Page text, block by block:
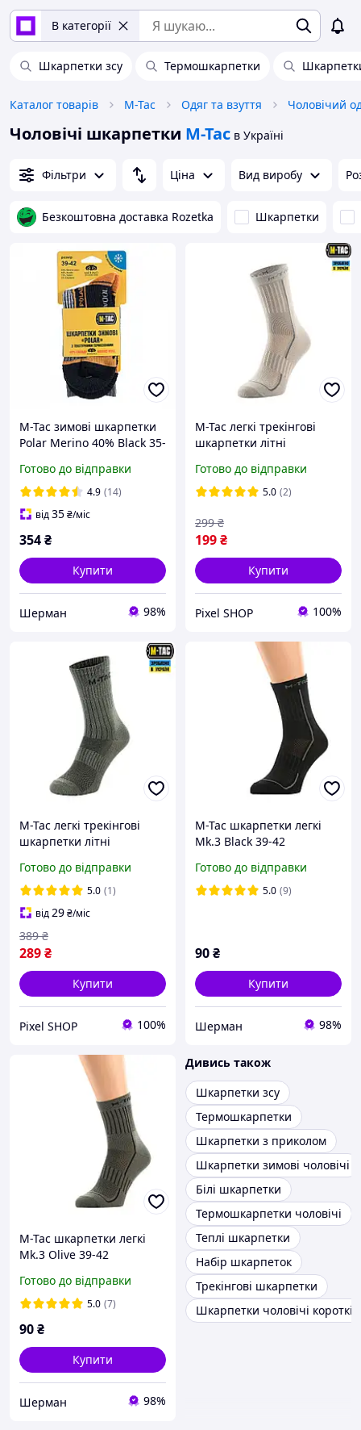
В категорії
Шкарпетки зсу Термошкарпетки
Каталог товарів M-Tac Одяг та взуття Чоловічий
Чоловічі шкарпетки M-Tac в Україні
Фільтри Ціна Вид виробу
Безкоштовна доставка Rozetka Шкарпетки
M-Tac зимові шкарпетки
Polar Merino 40% Black 35-
Готово до відправки
4.9 (14)
від35₴/міс
354₴
Купити
Шерман 98%
M-Tac легкі трекінгові
шкарпетки літні
Light Grey, літні тактичні
шкарпетки, літні
Готово до відправки
5.0 (2)
199₴
299 ₴
Купити
Pixel SHOP 100%
M-Tac легкі трекінгові
шкарпетки літні
літні тактичні шкарпетки
олива, літні шкарпетки
військові
Готово до відправки
5.0 (1)
від29₴/міс
289₴
389 ₴
Купити
Pixel SHOP 100%
M-Tac шкарпетки легкі
Mk.3 Black 39-42
Готово до відправки
5.0 (9)
90₴
Купити
Шерман 98%
M-Tac шкарпетки легкі
Mk.3 Olive 39-42
Готово до відправки
5.0 (7)
90₴
Купити
Шерман 98%
Дивись також
Шкарпетки зсу
Термошкарпетки
Шкарпетки з приколом
Шкарпетки зимові чоловічі
Білі шкарпетки
Термошкарпетки чоловічі
Теплі шкарпетки
Набір шкарпеток
Трекінгові шкарпетки
Шкарпетки чоловічі короткі